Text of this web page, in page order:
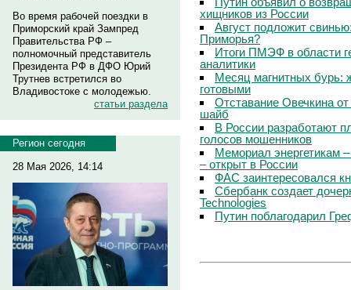
Во время рабочей поездки в
Приморский край Зампред
Правительства РФ –
полномочный представитель
Президента РФ в ДФО Юрий
Трутнев встретился во
Владивостоке с молодежью.
статьи раздела
Регион сегодня
28 Мая 2026, 14:14
хищников из России
Август подложит
Приморья?
Итоги ПМЭФ в области
аналитики
Месяц магнитных бурь:
готовыми
Отставание Овечкина
шайб
В России разработают
голосов мошенников
Мемориал энергетикам
– открыт в России
ФАС заинтересовался
Сбербанк создает
Technologies
Путин поблагодарил